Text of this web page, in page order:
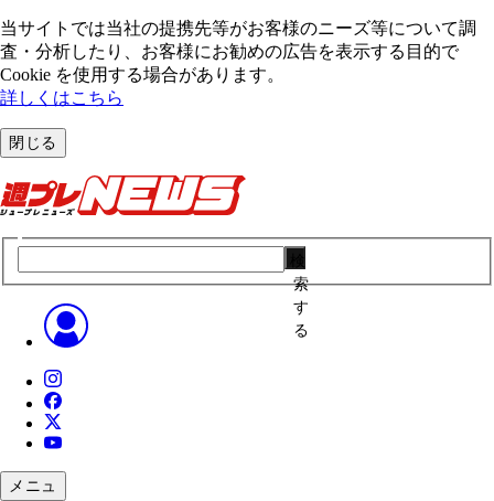
当サイトでは当社の提携先等がお客様のニーズ等について調
査・分析したり、お客様にお勧めの広告を表⽰する⽬的で
Cookie を使⽤する場合があります。
詳しくはこちら
閉じる
索
す
る
メニュ